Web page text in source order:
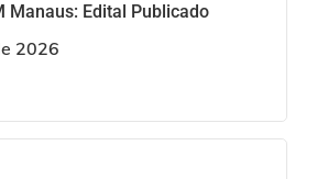
Manaus: Edital Publicado
2026